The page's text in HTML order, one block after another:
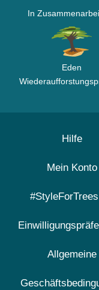
In
Eden
Hilfe
Mein Konto
#StyleForTrees
Allgemeine